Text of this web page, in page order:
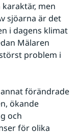
men
sjöarna är det
i dagens klimat
Mälaren
problem i
förändrade
ökande
och
för olika